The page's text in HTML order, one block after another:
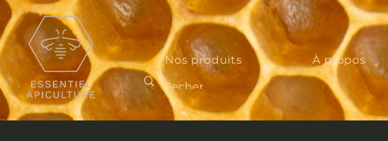
Nos produits À propos